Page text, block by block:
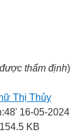
thẩm định)
Thị Thủy
16-05-2024
154.5 KB